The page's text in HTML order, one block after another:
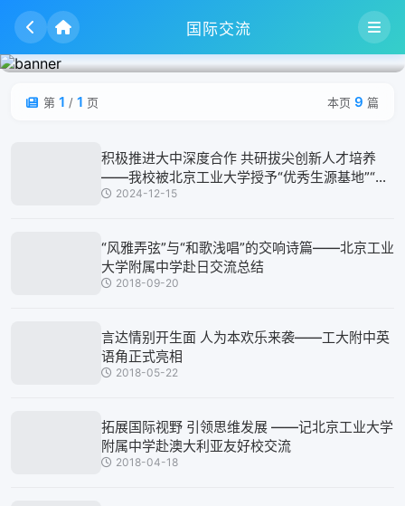
国际交流
第 1 / 1 页 本页 9 篇
积极推进大中深度合作 共研拔尖创新人才培养
——我校被北京工业大学授予“优秀生源基地”“产
学研基地”
2024-12-15
“风雅弄弦”与“和歌浅唱”的交响诗篇——北京工业
大学附属中学赴日交流总结
2018-09-20
言达情别开生面 人为本欢乐来袭——工大附中英
语角正式亮相
2018-05-22
拓展国际视野 引领思维发展 ——记北京工业大学
附属中学赴澳大利亚友好校交流
2018-04-18